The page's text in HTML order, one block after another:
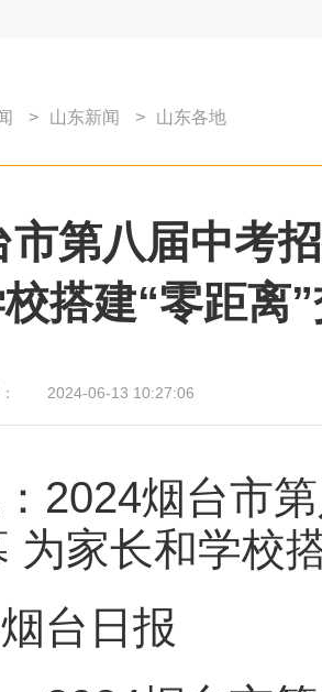
> 山东新闻 > 山东各地
市第八届中考
搭建“零距离
2024-06-13 10:27:06
2024烟台市
为家长和学校
台日报